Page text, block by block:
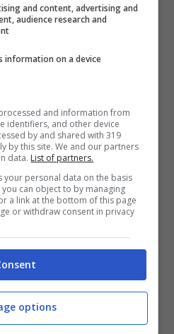
un anno d’oro per il
di club che
guidato il Milan verso
leaguevinta ad
il 23 maggio del 2007,
and content, advertising and
audience research and
information on a device
and information from
identifiers, and other device
by and shared with 319
by this site. We and our partners
data. List of partners.
your personal data on the basis
can object to by managing
a link at the bottom of this page
or withdraw consent in privacy
options